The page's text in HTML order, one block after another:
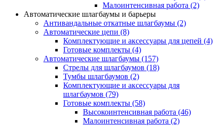
Малоинтенсивная работа (2)
Автоматические шлагбаумы и барьеры
Антивандальные откатные шлагбаумы (2)
Автоматические цепи (8)
Комплектующие и аксессуары для цепей (4)
Готовые комплекты (4)
Автоматические шлагбаумы (157)
Стрелы для шлагбаумов (18)
Тумбы шлагбаумов (2)
Комплектующие и аксессуары для
шлагбаумов (79)
Готовые комплекты (58)
Высокоинтенсивная работа (46)
Малоинтенсивная работа (2)